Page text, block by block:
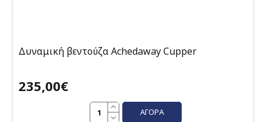
Δυναμική βεντούζα Achedaway Cupper
235,00€
ΑΓΟΡΆ